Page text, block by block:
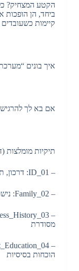
הקטע המצחיק?
ביחד, הן
קיימות
איך בונים “מערכת
אם בא לך
תיקיות מומלצות
– 01_ID: דרכון, תעודת לידה, שינוי שם
– 02_Family: נישואין/גירושין/ילדים
מסודרת
הוכחות בסיסיות